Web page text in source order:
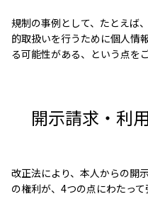
規制の事例として、たとえば
的取扱いを行うために個人情
る可能性がある、という点を
開示請求・利
改正法により、本人からの開
の権利が、4つの点にわたって